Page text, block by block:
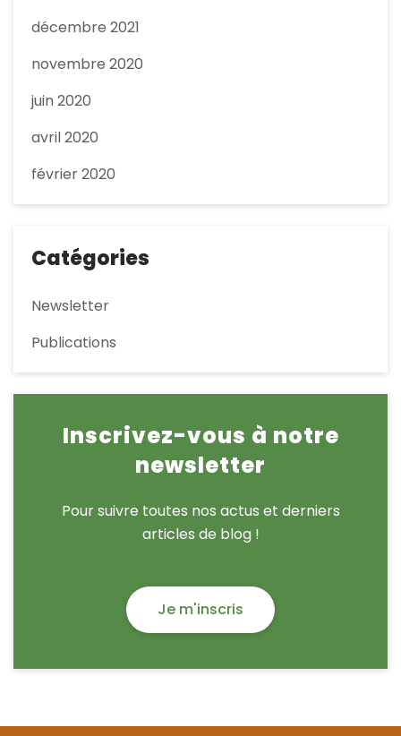
décembre 2021
novembre 2020
juin 2020
avril 2020
février 2020
Catégories
Newsletter
Publications
Inscrivez-vous à notre
newsletter
Pour suivre toutes nos actus et derniers
articles de blog !
Je m'inscris